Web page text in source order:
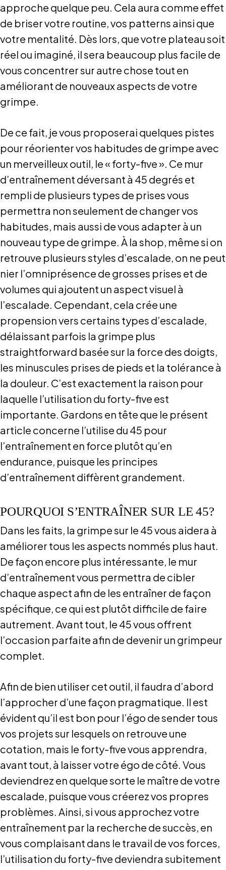
CHABANEL
1370
O.
HOCHELAGA
2985
Ste-
Catherine
E.
MILE-
EX
6595A
Urbain
approche quelque peu. Cela aura comme effet
de briser votre routine, vos patterns ainsi que
votre mentalité. Dès lors, que votre plateau soit
réel ou imaginé, il sera beaucoup plus facile de
vous concentrer sur autre chose tout en
améliorant de nouveaux aspects de votre
grimpe.
De ce fait, je vous proposerai quelques pistes
pour réorienter vos habitudes de grimpe avec
un merveilleux outil, le « forty-five ». Ce mur
d’entraînement déversant à 45 degrés et
rempli de plusieurs types de prises vous
permettra non seulement de changer vos
habitudes, mais aussi de vous adapter à un
nouveau type de grimpe. À la shop, même si on
retrouve plusieurs styles d’escalade, on ne peut
nier l’omniprésence de grosses prises et de
volumes qui ajoutent un aspect visuel à
l’escalade. Cependant, cela crée une
propension vers certains types d’escalade,
délaissant parfois la grimpe plus
straightforward basée sur la force des doigts,
les minuscules prises de pieds et la tolérance à
la douleur. C’est exactement la raison pour
laquelle l’utilisation du forty-five est
importante. Gardons en tête que le présent
article concerne l’utilise du 45 pour
l’entraînement en force plutôt qu’en
endurance, puisque les principes
d’entraînement diffèrent grandement.
POURQUOI S’ENTRAÎNER SUR LE 45?
Dans les faits, la grimpe sur le 45 vous aidera à
améliorer tous les aspects nommés plus haut.
De façon encore plus intéressante, le mur
d’entraînement vous permettra de cibler
chaque aspect afin de les entraîner de façon
spécifique, ce qui est plutôt difficile de faire
autrement. Avant tout, le 45 vous offrent
l’occasion parfaite afin de devenir un grimpeur
complet.
Afin de bien utiliser cet outil, il faudra d’abord
l’approcher d’une façon pragmatique. Il est
évident qu’il est bon pour l’égo de sender tous
vos projets sur lesquels on retrouve une
cotation, mais le forty-five vous apprendra,
avant tout, à laisser votre égo de côté. Vous
deviendrez en quelque sorte le maître de votre
escalade, puisque vous créerez vos propres
problèmes. Ainsi, si vous approchez votre
entraînement par la recherche de succès, en
vous complaisant dans le travail de vos forces,
l’utilisation du forty-five deviendra subitement